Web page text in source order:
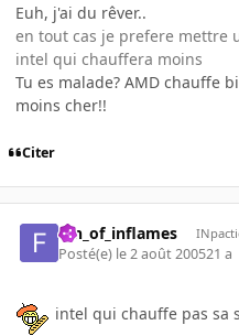
Euh, j'ai du rêver..
en tout cas je prefere mettre
intel qui chauffera moins
Tu es malade? AMD chauffe
moins cher!!
Citer
fan_of_inflames
Posté(e) le 2 août 200521 a
intel qui chauffe pas sa